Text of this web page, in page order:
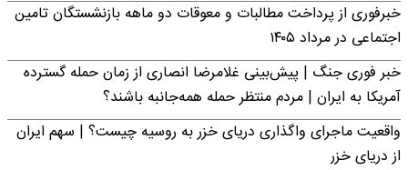
خبرفوری از پرداخت مطالبات و معوقات دو ماهه بازنشستگان تامین
اجتماعی در مرداد ۱۴۰۵
خبر فوری جنگ | پیش‌بینی غلامرضا انصاری از زمان حمله گسترده
آمریکا به ایران | مردم منتظر حمله همه‌جانبه باشند؟
واقعیت ماجرای واگذاری دریای خزر به روسیه چیست؟ | سهم ایران
از دریای خزر